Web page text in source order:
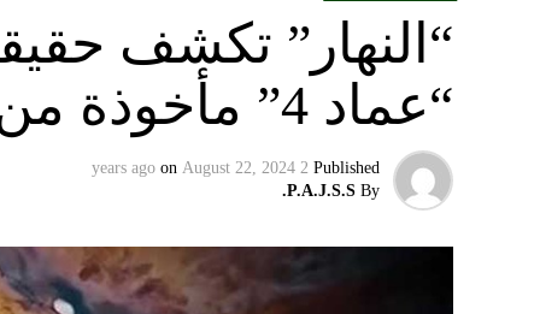
“النهار” تكشف
“عماد 4” مأخوذة من أوكرانيا….
Published
2 years ago
on August 22, 2024
By
P.A.J.S.S.